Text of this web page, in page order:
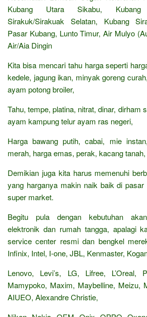
Kubang Utara Sikabu, Kubang
Sirakuk/Sirakuak Selatan, Kubang
Pasar Kubang, Lunto Timur, Air Mulyo
Air/Aia Dingin
Kita bisa mencari tahu harga seperti
kedele, jagung ikan, minyak goreng
ayam potong broiler,
Tahu, tempe, platina, nitrat, dinar, dirham
ayam kampung telur ayam ras negeri,
Harga bawang putih, cabai, mie
merah, harga emas, perak, kacang
Demikian juga kita harus memenuhi
yang harganya makin naik baik di pasar
super market.
Begitu pula dengan kebutuhan
elektronik dan rumah tangga, apalagi
service center resmi dan bengkel
Infinix, Intel, I-one, JBL, Kenmaster,
Lenovo, Levi’s, LG, Lifree,
Mamypoko, Maxim, Maybelline, Meizu,
AIUEO, Alexandre Christie,